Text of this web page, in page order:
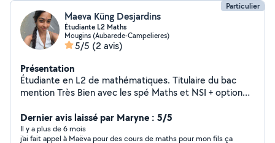
Particulier
Maeva Küng Desjardins
Étudiante L2 Maths
Mougins (Aubarede-Campelieres)
5/5 (2 avis)
Présentation
Étudiante en L2 de mathématiques. Titulaire du bac
mention Très Bien avec les spé Maths et NSI + option
domicile.
Dernier avis laissé par Maryne : 5/5
Il y a plus de 6 mois
j'ai fait appel à Maëva pour des cours de maths pour mon fils ça